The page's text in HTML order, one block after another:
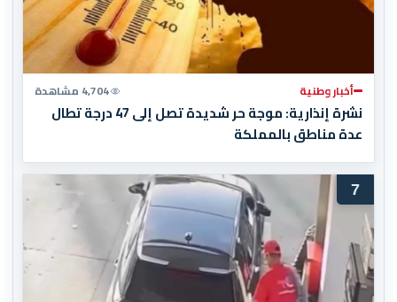
أخبار وطنية 4,704 مشاهدة
نشرة إنذارية: موجة حر شديدة تصل إلى 47 درجة تطال
عدة مناطق بالمملكة
7